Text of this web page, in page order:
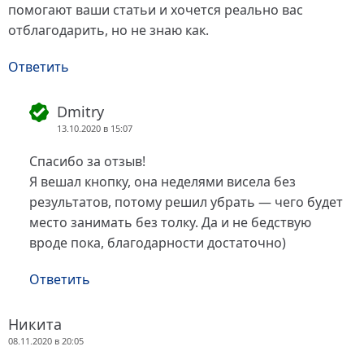
помогают ваши статьи и хочется реально вас
отблагодарить, но не знаю как.
Ответить
Dmitry
13.10.2020 в 15:07
Спасибо за отзыв!
Я вешал кнопку, она неделями висела без
результатов, потому решил убрать — чего будет
место занимать без толку. Да и не бедствую
вроде пока, благодарности достаточно)
Ответить
Никита
08.11.2020 в 20:05